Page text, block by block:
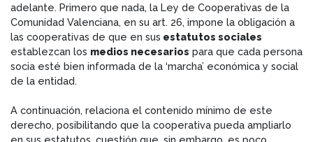
adelante. Primero que nada, la Ley de Cooperativas de la
Comunidad Valenciana, en su art. 26, impone la obligación a
las cooperativas de que en sus estatutos sociales
establezcan los medios necesarios para que cada persona
socia esté bien informada de la ‘marcha’ económica y social
de la entidad.
A continuación, relaciona el contenido mínimo de este
derecho, posibilitando que la cooperativa pueda ampliarlo
en sus estatutos, cuestión que, sin embargo, es poco